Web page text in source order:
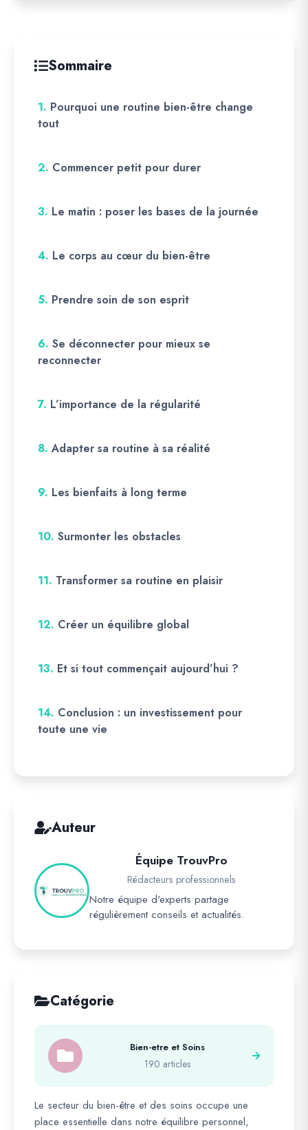
Sommaire
1. Pourquoi une routine bien-être change
tout
2. Commencer petit pour durer
3. Le matin : poser les bases de la journée
4. Le corps au cœur du bien-être
5. Prendre soin de son esprit
6. Se déconnecter pour mieux se
reconnecter
7. L’importance de la régularité
8. Adapter sa routine à sa réalité
9. Les bienfaits à long terme
10. Surmonter les obstacles
11. Transformer sa routine en plaisir
12. Créer un équilibre global
13. Et si tout commençait aujourd’hui ?
14. Conclusion : un investissement pour
toute une vie
Auteur
Équipe TrouvPro
Rédacteurs professionnels
Notre équipe d'experts partage
régulièrement conseils et actualités.
Catégorie
Bien-etre et Soins
190 articles
Le secteur du bien-être et des soins occupe une
place essentielle dans notre équilibre personnel,